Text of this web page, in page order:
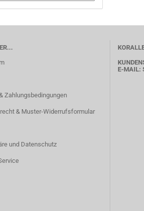
Zahlungsbedingungen
& Muster-Widerrufsformular
und Datenschutz
E-MAIL: